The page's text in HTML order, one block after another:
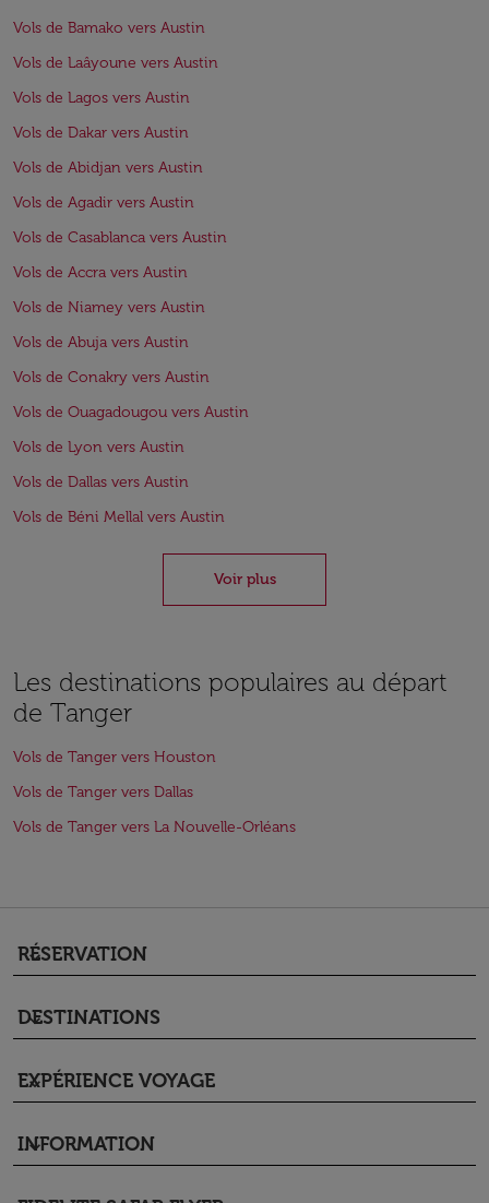
Vols de Bamako vers Austin
Vols de Laâyoune vers Austin
Vols de Lagos vers Austin
Vols de Dakar vers Austin
Vols de Abidjan vers Austin
Vols de Agadir vers Austin
Vols de Casablanca vers Austin
Vols de Accra vers Austin
Vols de Niamey vers Austin
Vols de Abuja vers Austin
Vols de Conakry vers Austin
Vols de Ouagadougou vers Austin
Vols de Lyon vers Austin
Vols de Dallas vers Austin
Vols de Béni Mellal vers Austin
Voir plus
Les destinations populaires au départ
de Tanger
Vols de Tanger vers Houston
Vols de Tanger vers Dallas
Vols de Tanger vers La Nouvelle-Orléans
RÉSERVATION
keyboard_arrow_down
DESTINATIONS
keyboard_arrow_down
EXPÉRIENCE VOYAGE
keyboard_arrow_down
INFORMATION
keyboard_arrow_down